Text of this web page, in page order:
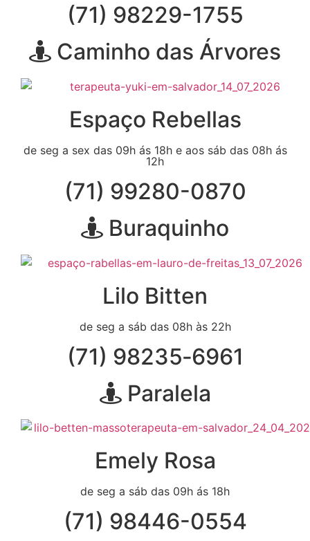
(71) 98229-1755
Caminho das Árvores
Espaço Rebellas
de seg a sex das 09h ás 18h e aos sáb das 08h ás
12h
(71) 99280-0870
Buraquinho
Lilo Bitten
de seg a sáb das 08h às 22h
(71) 98235‑6961
Paralela
Emely Rosa
de seg a sáb das 09h ás 18h
(71) 98446-0554